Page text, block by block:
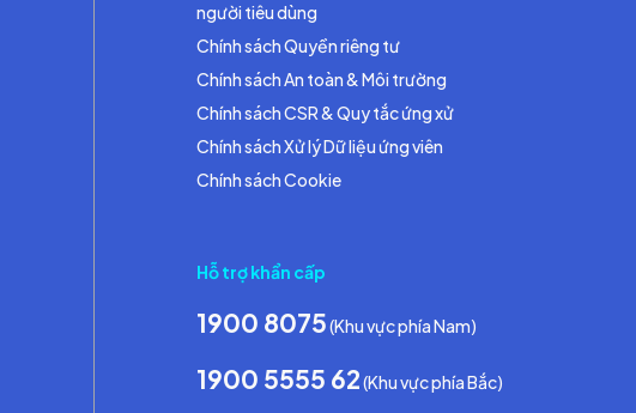
người tiêu dùng
Chính sách Quyền riêng tư
Chính sách An toàn & Môi trường
Chính sách CSR & Quy tắc ứng xử
Chính sách Xử lý Dữ liệu ứng viên
Chính sách Cookie
Hỗ trợ khẩn cấp
1900 8075(Khu vực phía Nam)
1900 5555 62(Khu vực phía Bắc)